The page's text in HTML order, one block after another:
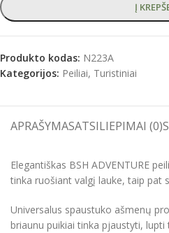
Į
Produkto kodas: N223A
Kategorijos: Peiliai, Turistiniai
APRAŠYMASATSILIEPIMAI (0)
Elegantiškas BSH ADVENTURE
tinka ruošiant valgį lauke, taip pat
Universalus spaustuko ašmenų
briaunu puikiai tinka pjaustyti, lupti